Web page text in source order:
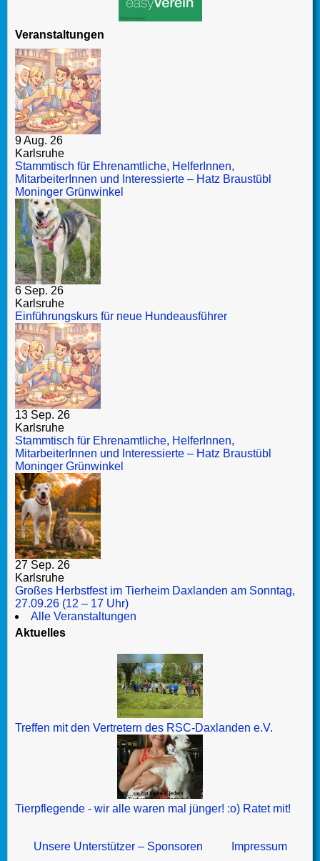
Veranstaltungen
9 Aug. 26
Karlsruhe
Stammtisch für Ehrenamtliche, HelferInnen,
MitarbeiterInnen und Interessierte – Hatz Braustübl
Moninger Grünwinkel
6 Sep. 26
Karlsruhe
Einführungskurs für neue Hundeausführer
13 Sep. 26
Karlsruhe
Stammtisch für Ehrenamtliche, HelferInnen,
MitarbeiterInnen und Interessierte – Hatz Braustübl
Moninger Grünwinkel
27 Sep. 26
Karlsruhe
Großes Herbstfest im Tierheim Daxlanden am Sonntag,
27.09.26 (12 – 17 Uhr)
Alle Veranstaltungen
Aktuelles
Treffen mit den Vertretern des RSC-Daxlanden e.V.
Tierpflegende - wir alle waren mal jünger! :o) Ratet mit!
Unsere Unterstützer – Sponsoren Impressum